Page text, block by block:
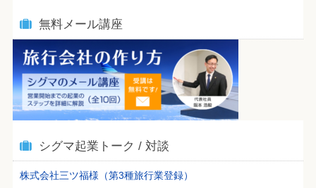
無料メール講座
シグマ起業トーク / 対談
株式会社三ツ福様（第3種旅行業登録）